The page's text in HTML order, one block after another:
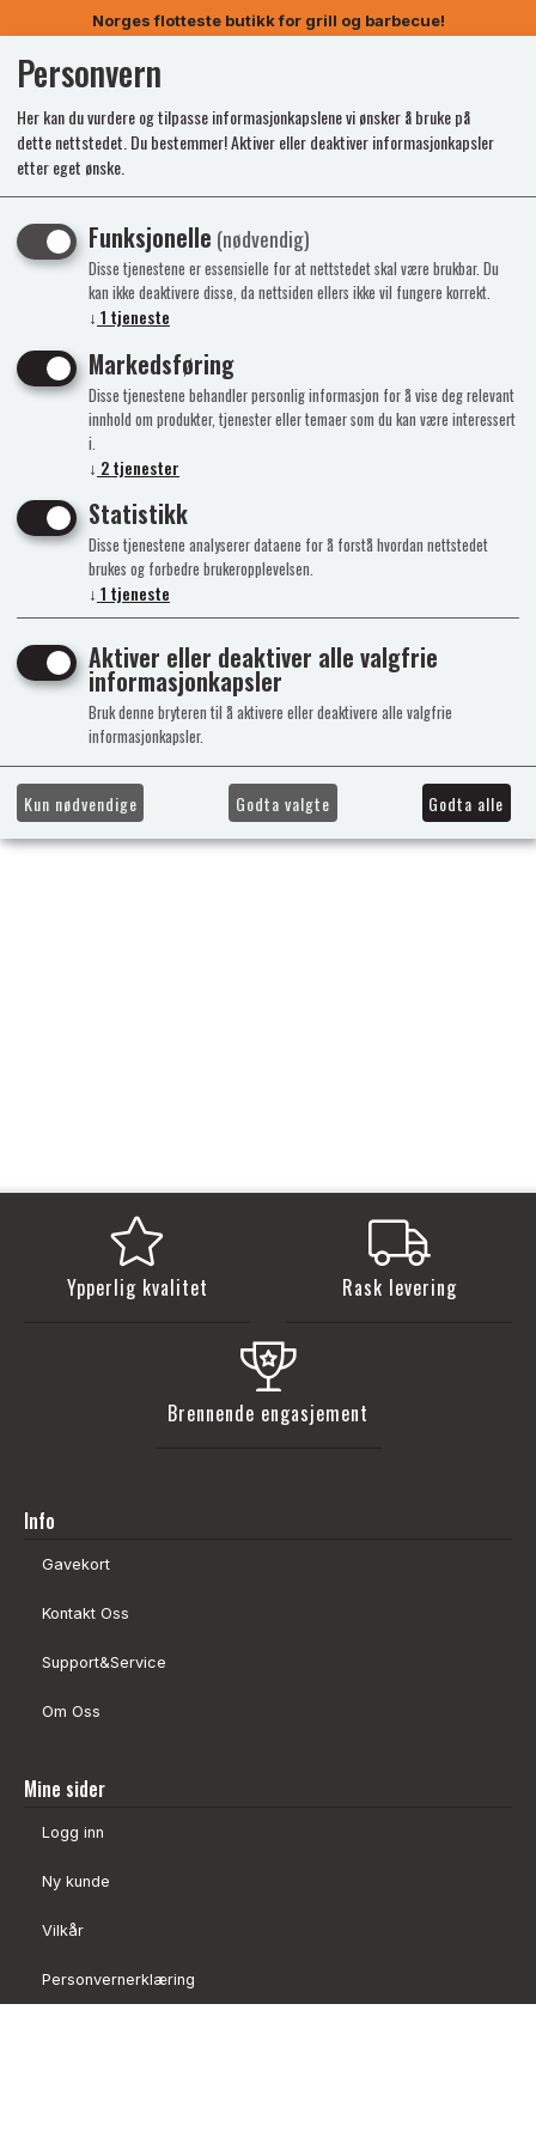
Norges flotteste butikk for grill og barbecue!
Kunne ikke finne produktet
Forside
Ypperlig kvalitet Rask levering
Brennende engasjement
Info
Gavekort
Kontakt Oss
Support&Service
Om Oss
Mine sider
Logg inn
Ny kunde
Vilkår
Personvernerklæring
Personvern
Her kan du vurdere og tilpasse informasjonkapslene vi ønsker å bruke på
dette nettstedet. Du bestemmer! Aktiver eller deaktiver informasjonkapsler
etter eget ønske.
Funksjonelle (nødvendig)
Disse tjenestene er essensielle for at nettstedet skal være brukbar. Du
kan ikke deaktivere disse, da nettsiden ellers ikke vil fungere korrekt.
↓ 1 tjeneste
Markedsføring
Disse tjenestene behandler personlig informasjon for å vise deg relevant
innhold om produkter, tjenester eller temaer som du kan være interessert
i.
↓ 2tjenester
Statistikk
Disse tjenestene analyserer dataene for å forstå hvordan nettstedet
brukes og forbedre brukeropplevelsen.
↓ 1 tjeneste
Aktiver eller deaktiver alle valgfrie
informasjonkapsler
Bruk denne bryteren til å aktivere eller deaktivere alle valgfrie
informasjonkapsler.
Kun nødvendige Godta valgte Godta alle